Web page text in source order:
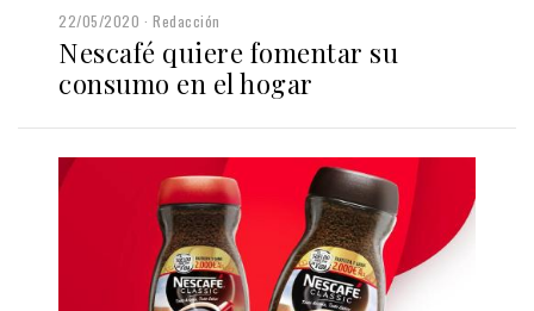
22/05/2020 Redacción
Nescafé quiere fomentar su
consumo en el hogar